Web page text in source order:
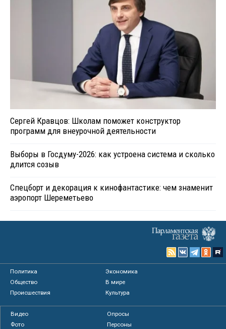
Сергей Кравцов: Школам поможет конструктор
программ для внеурочной деятельности
Выборы в Госдуму-2026: как устроена система и сколько
длится созыв
Спецборт и декорация к кинофантастике: чем знаменит
аэропорт Шереметьево
Политика
Экономика
Общество
В мире
Происшествия
Культура
Видео
Опросы
Фото
Персоны